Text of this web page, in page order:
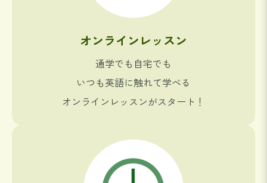
オンラインレッスン
通学でも自宅でも
いつも英語に触れて学べる
オンラインレッスンがスタート！